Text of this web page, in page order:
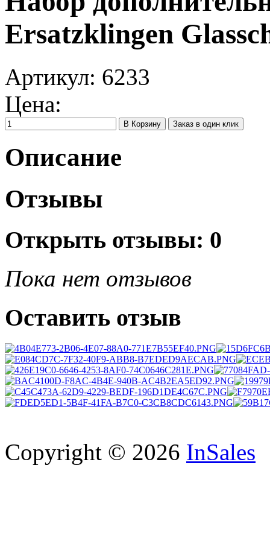
Ersatzklingen
Артикул: 6233
Цена:
Заказ в один клик
Описание
Отзывы
Открыть отзывы: 0
Пока нет отзывов
Оставить отзыв
Copyright © 2026 InSales